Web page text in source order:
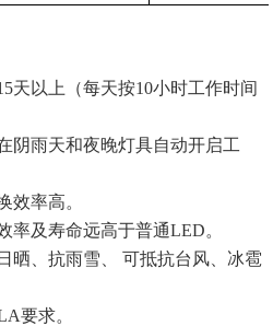
天以上（每天按10小时工作时间
阴雨天和夜晚灯具自动开启工
效率高。
率及寿命远高于普通LED。
晒、抗雨雪、
可抵抗台风、冰雹
要求。